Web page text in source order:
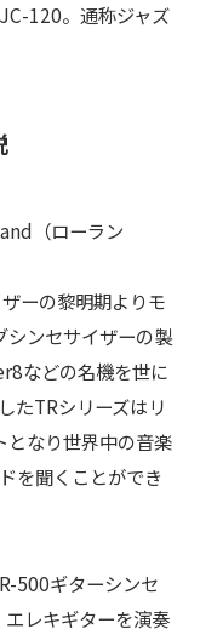
120。通称ジャズ
（ローラン
ーの黎明期よりモ
シンセサイザーの製
などの名機を世に
たTRシリーズはリ
となり世界中の音楽
を聞くことができ
500ギターシンセ
レキギターを演奏